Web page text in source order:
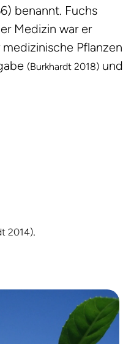
benannt. Fuchs
Medizin war er
Pflanzen
(Burkhardt 2018) und
2014).